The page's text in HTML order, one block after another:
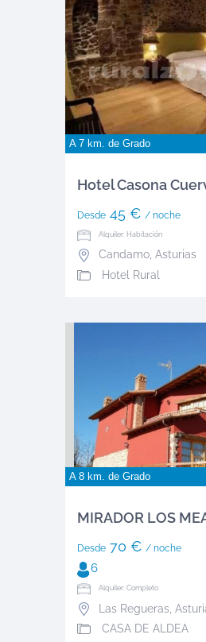
A 7 km. de Grado
Hotel Casona
Desde45 € / noche
Alquiler: Habitación
Candamo, Asturias
Hotel Rural
A 8 km. de Grado
MIRADOR LOS
Desde70 € / noche
6
Alquiler: Completo
Las Regueras,
CASA DE ALDEA